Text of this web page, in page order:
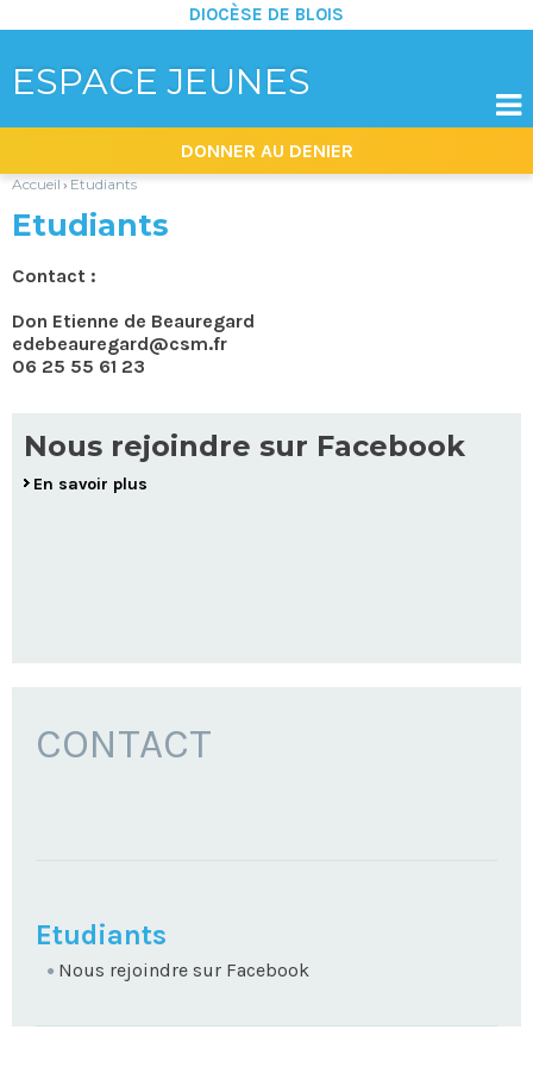
ESPACE JEUNES
DIOCÈSE DE BLOIS
|
Aller
navigation
DONNER AU DENIER

Accueil › Etudiants
Etudiants
Contact :
Don Etienne de Beauregard
edebeauregard@csm.fr
06 25 55 61 23
Nous rejoindre sur Facebook
En savoir plus
CONTACT
NAVIGATION
Etudiants
Nous rejoindre sur Facebook